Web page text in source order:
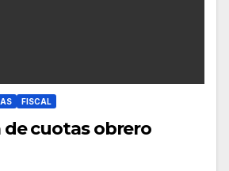
FISCAL
de cuotas obrero